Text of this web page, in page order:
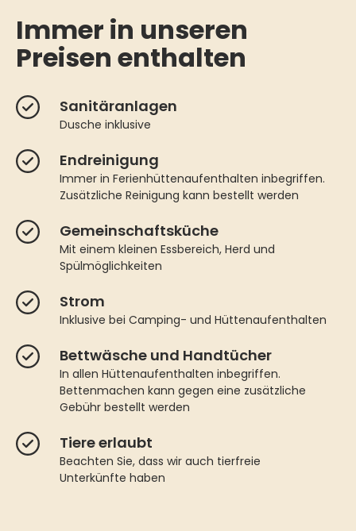
Immer in unseren
Preisen enthalten
Sanitäranlagen
Dusche inklusive
Endreinigung
Immer in Ferienhüttenaufenthalten inbegriffen.
Zusätzliche Reinigung kann bestellt werden
Gemeinschaftsküche
Mit einem kleinen Essbereich, Herd und
Spülmöglichkeiten
Strom
Inklusive bei Camping- und Hüttenaufenthalten
Bettwäsche und Handtücher
In allen Hüttenaufenthalten inbegriffen.
Bettenmachen kann gegen eine zusätzliche
Gebühr bestellt werden
Tiere erlaubt
Beachten Sie, dass wir auch tierfreie
Unterkünfte haben